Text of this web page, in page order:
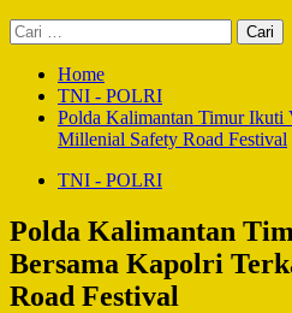
Cari
untuk:
Home
TNI - POLRI
Polda Kalimantan Timur Ikuti
Millenial Safety Road Festival
TNI - POLRI
Polda Kalimantan
Bersama Kapolri
Road Festival